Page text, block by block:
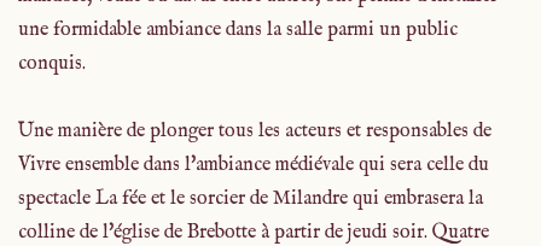
une formidable ambiance dans la salle parmi un public
conquis.
Une manière de plonger tous les acteurs et responsables de
Vivre ensemble dans l'ambiance médiévale qui sera celle du
spectacle La fée et le sorcier de Milandre qui embrasera la
colline de l'église de Brebotte à partir de jeudi soir. Quatre